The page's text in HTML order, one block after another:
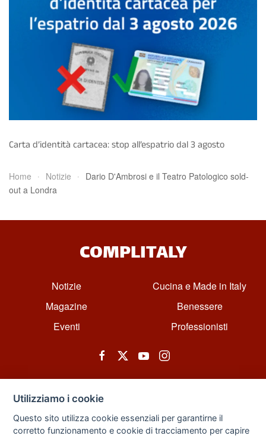
Carta d’identità cartacea: stop all’espatrio dal 3 agosto
Home Notizie
Dario D'Ambrosi e il Teatro Patologico sold-
out a Londra
COMPLITALY
Notizie
Magazine
Eventi
Cucina e Made in Italy
Benessere
Professionisti
© All rights reserved. Powered by Zarix Solution LTD, Forest House
Utilizziamo i cookie
Questo sito utilizza cookie essenziali per garantirne il
corretto funzionamento e cookie di tracciamento per capire